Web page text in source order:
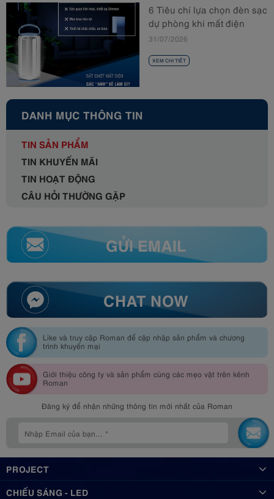
6 Tiêu chí lựa chọn đèn sạc
dự phòng khi mất điện
31/07/2026
XEM CHI TIẾT
DANH MỤC THÔNG TIN
TIN SẢN PHẨM
TIN KHUYẾN MÃI
TIN HOẠT ĐỘNG
CÂU HỎI THƯỜNG GẶP
GỬI EMAIL
CHAT NOW
Like và truy cập Roman để cập nhập sản phẩm và chương
trình khuyến mại
Giới thiệu công ty và sản phẩm cùng các mẹo vặt trên kênh
Roman
Đăng ký để nhận những thông tin mới nhất của Roman
PROJECT
CHIẾU SÁNG - LED